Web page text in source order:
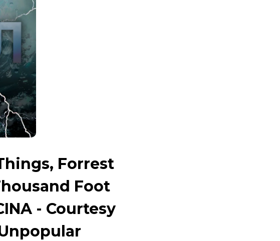
Forrest
Foot
- Courtesy